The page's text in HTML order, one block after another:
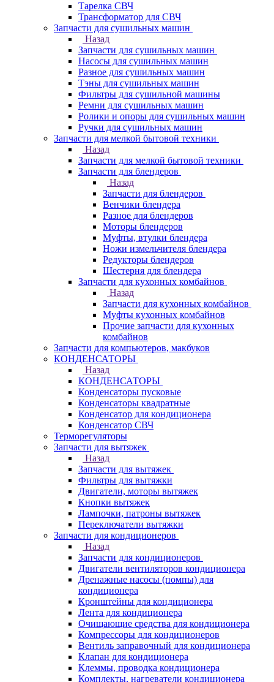
Тарелка СВЧ
Трансформатор для СВЧ
Запчасти для сушильных машин
Назад
Запчасти для сушильных машин
Насосы для сушильных машин
Разное для сушильных машин
Тэны для сушильных машин
Фильтры для сушильной машины
Ремни для сушильных машин
Ролики и опоры для сушильных машин
Ручки для сушильных машин
Запчасти для мелкой бытовой техники
Назад
Запчасти для мелкой бытовой техники
Запчасти для блендеров
Назад
Запчасти для блендеров
Венчики блендера
Разное для блендеров
Моторы блендеров
Муфты, втулки блендера
Ножи измельчителя блендера
Редукторы блендеров
Шестерня для блендера
Запчасти для кухонных комбайнов
Назад
Запчасти для кухонных комбайнов
Муфты кухонных комбайнов
Прочие запчасти для кухонных
комбайнов
Запчасти для компьютеров, макбуков
КОНДЕНСАТОРЫ
Назад
КОНДЕНСАТОРЫ
Конденсаторы пусковые
Конденсаторы квадратные
Конденсатор для кондиционера
Конденсатор СВЧ
Терморегуляторы
Запчасти для вытяжек
Назад
Запчасти для вытяжек
Фильтры для вытяжки
Двигатели, моторы вытяжек
Кнопки вытяжек
Лампочки, патроны вытяжек
Переключатели вытяжки
Запчасти для кондиционеров
Назад
Запчасти для кондиционеров
Двигатели вентиляторов кондиционера
Дренажные насосы (помпы) для
кондиционера
Кронштейны для кондиционера
Лента для кондиционера
Очищающие средства для кондиционера
Компрессоры для кондиционеров
Вентиль заправочный для кондиционера
Клапан для кондиционера
Клеммы, проводка кондиционера
Комплекты, нагреватели кондиционера